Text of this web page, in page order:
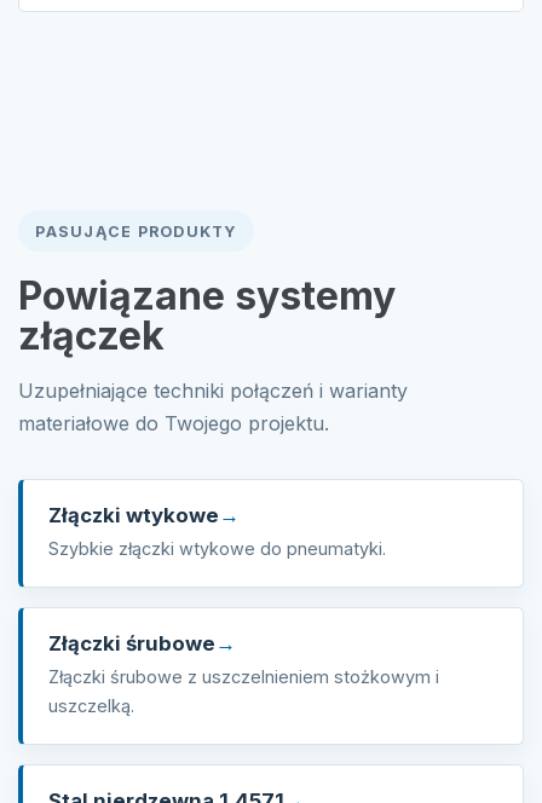
PASUJĄCE PRODUKTY
Powiązane systemy
złączek
Uzupełniające techniki połączeń i warianty
materiałowe do Twojego projektu.
Złączki wtykowe
Szybkie złączki wtykowe do pneumatyki.
Złączki śrubowe
Złączki śrubowe z uszczelnieniem stożkowym i
uszczelką.